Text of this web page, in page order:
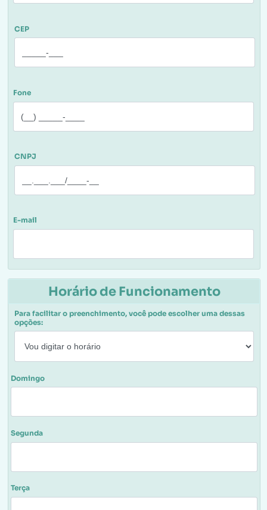
CEP
Fone
CNPJ
E-mail
Horário de Funcionamento
Para facilitar o preenchimento, você pode escolher uma dessas
opções:
Domingo
Segunda
Terça